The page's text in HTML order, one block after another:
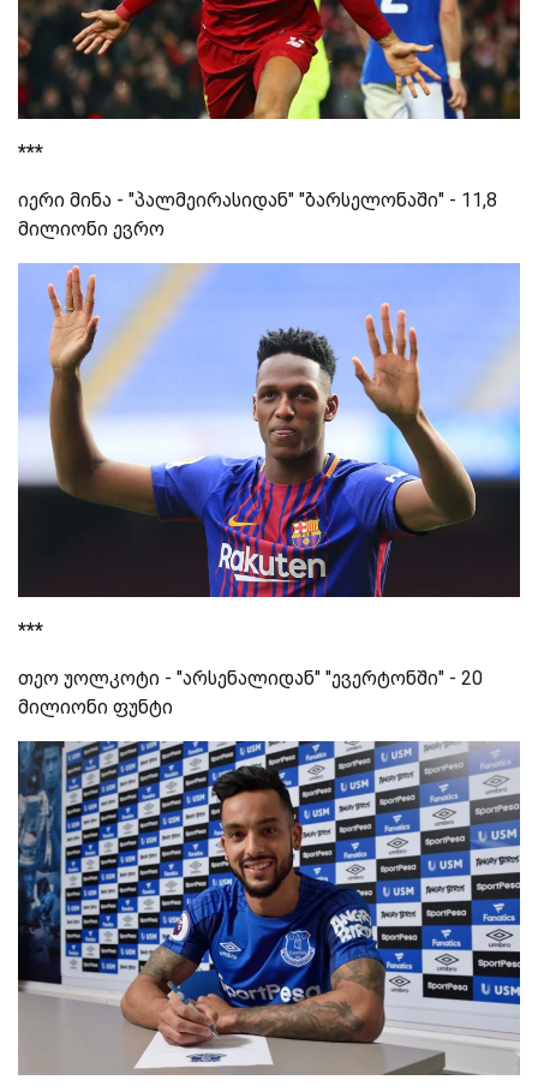
***
იერი მინა - "პალმეირასიდან" "ბარსელონაში" - 11,8
მილიონი ევრო
***
თეო უოლკოტი - "არსენალიდან" "ევერტონში" - 20
მილიონი ფუნტი